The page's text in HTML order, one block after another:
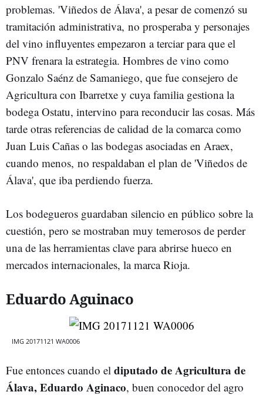
problemas. 'Viñedos de Álava', a pesar de comenzó su
tramitación administrativa, no prosperaba y personajes
del vino influyentes empezaron a terciar para que el
PNV frenara la estrategia. Hombres de vino como
Gonzalo Saénz de Samaniego, que fue consejero de
Agricultura con Ibarretxe y cuya familia gestiona la
bodega Ostatu, intervino para reconducir las cosas. Más
tarde otras referencias de calidad de la comarca como
Juan Luis Cañas o las bodegas asociadas en Araex,
cuando menos, no respaldaban el plan de 'Viñedos de
Álava', que iba perdiendo fuerza.
Los bodegueros guardaban silencio en público sobre la
cuestión, pero se mostraban muy temerosos de perder
una de las herramientas clave para abrirse hueco en
mercados internacionales, la marca Rioja.
Eduardo Aguinaco
IMG 20171121 WA0006
Fue entonces cuando el diputado de Agricultura de
Álava, Eduardo Aginaco, buen conocedor del agro